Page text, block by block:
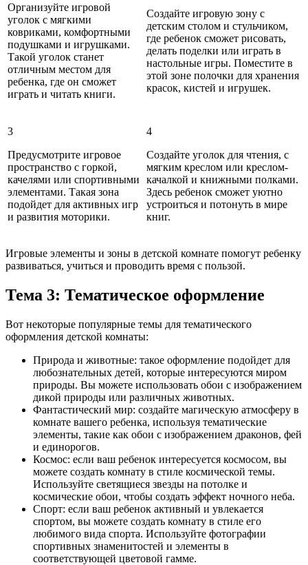
Организуйте игровой
уголок с мягкими
ковриками, комфортными
подушками и игрушками.
Такой уголок станет
отличным местом для
ребенка, где он сможет
играть и читать книги.
Создайте игровую зону с
детским столом и стульчиком,
где ребенок сможет рисовать,
делать поделки или играть в
настольные игры. Поместите в
этой зоне полочки для хранения
красок, кистей и игрушек.
3
Предусмотрите игровое
пространство с горкой,
качелями или спортивными
элементами. Такая зона
подойдет для активных игр
и развития моторики.
4
Создайте уголок для чтения, с
мягким креслом или креслом-
качалкой и книжными полками.
Здесь ребенок сможет уютно
устроиться и потонуть в мире
книг.
Игровые элементы и зоны в детской комнате помогут ребенку
развиваться, учиться и проводить время с пользой.
Тема 3: Тематическое оформление
Вот некоторые популярные темы для тематического
оформления детской комнаты:
Природа и животные: такое оформление подойдет для
любознательных детей, которые интересуются миром
природы. Вы можете использовать обои с изображением
дикой природы или различных животных.
Фантастический мир: создайте магическую атмосферу в
комнате вашего ребенка, используя тематические
элементы, такие как обои с изображением драконов, фей
и единорогов.
Космос: если ваш ребенок интересуется космосом, вы
можете создать комнату в стиле космической темы.
Используйте светящиеся звезды на потолке и
космические обои, чтобы создать эффект ночного неба.
Спорт: если ваш ребенок активный и увлекается
спортом, вы можете создать комнату в стиле его
любимого вида спорта. Используйте фотографии
спортивных знаменитостей и элементы в
соответствующей цветовой гамме.